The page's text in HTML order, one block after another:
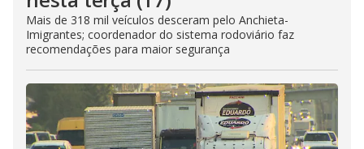
Mais de 318 mil veículos desceram pelo Anchieta-
Imigrantes; coordenador do sistema rodoviário faz
recomendações para maior segurança